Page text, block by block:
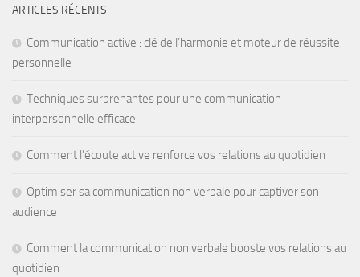
ARTICLES RÉCENTS
Communication active : clé de l’harmonie et moteur de réussite
personnelle
Techniques surprenantes pour une communication
interpersonnelle efficace
Comment l’écoute active renforce vos relations au quotidien
Optimiser sa communication non verbale pour captiver son
audience
Comment la communication non verbale booste vos relations au
quotidien